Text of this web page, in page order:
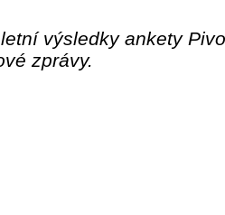
výsledky ankety
zprávy.